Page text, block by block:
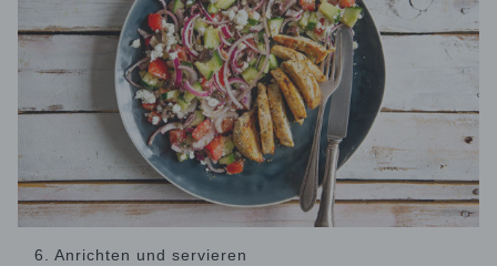
6. Anrichten und servieren